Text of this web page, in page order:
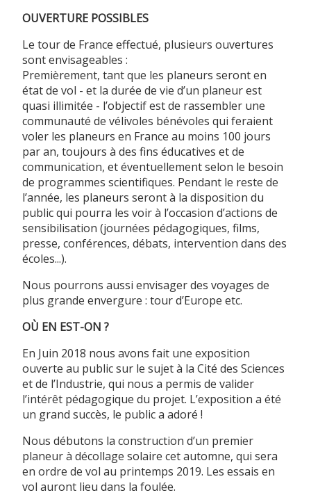
OUVERTURE POSSIBLES
Le tour de France effectué, plusieurs ouvertures
sont envisageables :
Premièrement, tant que les planeurs seront en
état de vol - et la durée de vie d’un planeur est
quasi illimitée - l’objectif est de rassembler une
communauté de vélivoles bénévoles qui feraient
voler les planeurs en France au moins 100 jours
par an, toujours à des fins éducatives et de
communication, et éventuellement selon le besoin
de programmes scientifiques. Pendant le reste de
l’année, les planeurs seront à la disposition du
public qui pourra les voir à l’occasion d’actions de
sensibilisation (journées pédagogiques, films,
presse, conférences, débats, intervention dans des
écoles...).
Nous pourrons aussi envisager des voyages de
plus grande envergure : tour d’Europe etc.
OÙ EN EST-ON ?
En Juin 2018 nous avons fait une exposition
ouverte au public sur le sujet à la Cité des Sciences
et de l’Industrie, qui nous a permis de valider
l’intérêt pédagogique du projet. L’exposition a été
un grand succès, le public a adoré !
Nous débutons la construction d’un premier
planeur à décollage solaire cet automne, qui sera
en ordre de vol au printemps 2019. Les essais en
vol auront lieu dans la foulée.